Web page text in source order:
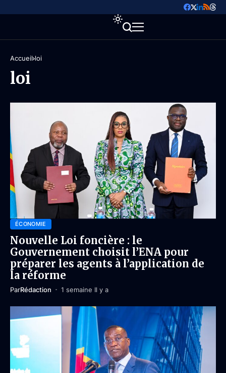
Accueil loi
loi
ÉCONOMIE
Nouvelle Loi foncière : le
Gouvernement choisit l’ENA pour
préparer les agents à l’application de
la réforme
ParRédaction 1 semaine Il y a